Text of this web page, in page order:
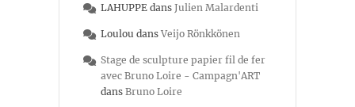
LAHUPPE dans Julien Malardenti
Loulou dans Veijo Rönkkönen
Stage de sculpture papier fil de fer
avec Bruno Loire - Campagn'ART
dans Bruno Loire